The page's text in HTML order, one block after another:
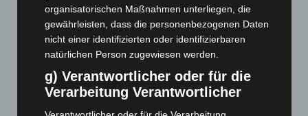
Region Hannover: 21 neue Notfallsanitäter starten beim
Roten Kreuz
5. August 2026
Mann läuft mit Hockeyschläger über A7 – Polizei sucht
Zeugen
5. August 2026
organisatorischen Maßnahmen unterliegen, die
gewährleisten, dass die personenbezogenen Daten
nicht einer identifizierten oder identifizierbaren
natürlichen Person zugewiesen werden.
g) Verantwortlicher oder für die
Verarbeitung Verantwortlicher